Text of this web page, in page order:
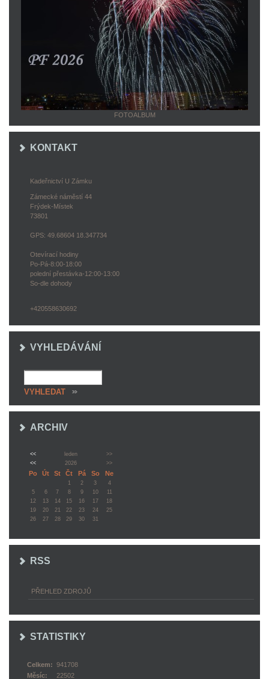
FOTOALBUM
KONTAKT
Kadeřnictví U Zámku
Zámecké náměstí 44
Frýdek-Místek
73801
GPS: 49.68604 18.347734
Otevírací hodiny
Po-Pá-8:00-18:00
polední přestávka-12:00-13:00
So-dle dohody
+420558630692
VYHLEDÁVÁNÍ
ARCHIV
<< leden
>>
<<
2026 >>
Po Út St Čt Pá So Ne
1 2 3
4
5
6 7 8 9 10
11
12
13 14 15 16 17
18
19
20 21 22 23 24
25
26
27 28 29 30 31
RSS
PŘEHLED ZDROJŮ
STATISTIKY
Celkem: 941708
Měsíc:
22502